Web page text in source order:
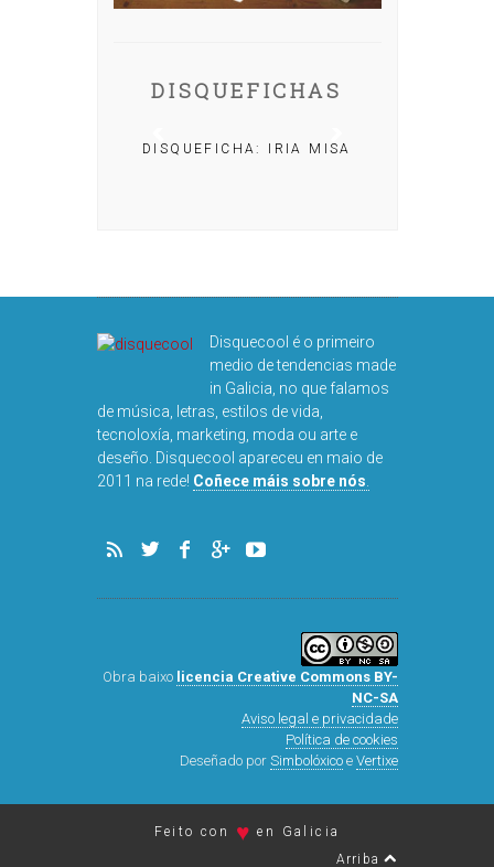
DISQUEFICHAS
DISQUEFICHA: IRIA MISA
Disquecool é o primeiro
medio de tendencias made
in Galicia, no que falamos
de música, letras, estilos de vida,
tecnoloxía, marketing, moda ou arte e
deseño. Disquecool apareceu en maio de
2011 na rede! Coñece máis sobre nós
Obra baixo licencia Creative Commons BY-
NC-SA
Aviso legal e privacidade
Política de cookies
Deseñado por Simbolóxicoe Vertixe
Feito con ♥ en Galicia
Arriba